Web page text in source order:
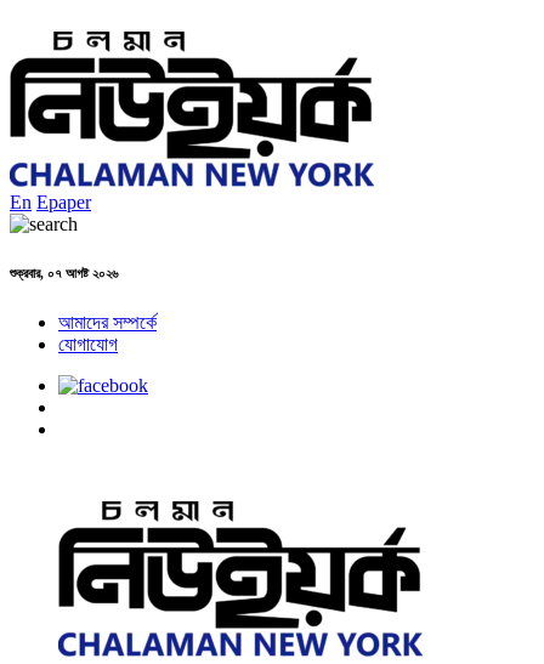
En Epaper
শুক্রবার, ০৭ আগষ্ট ২০২৬
আমাদের সম্পর্কে
যোগাযোগ